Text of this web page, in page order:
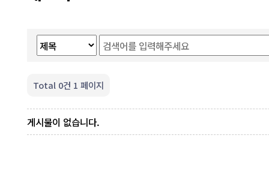
Total 0건 1 페이지
게시물이 없습니다.